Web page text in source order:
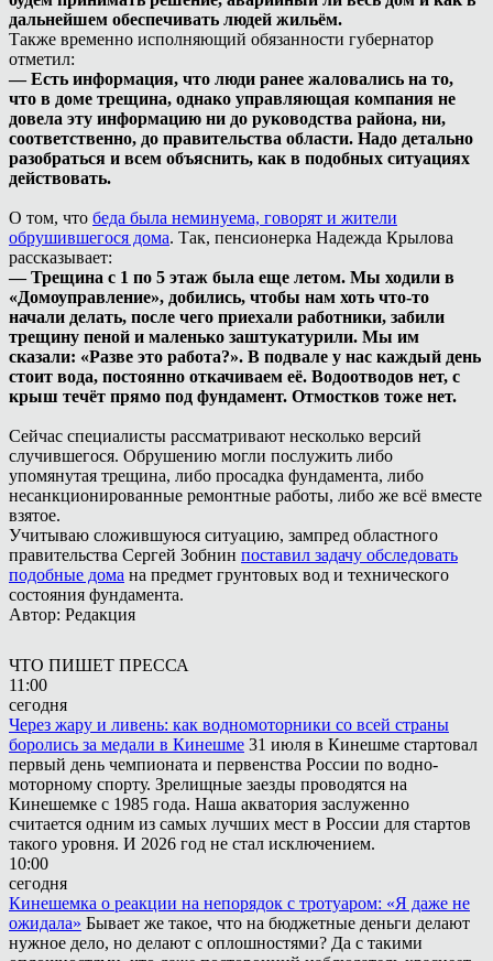
дальнейшем обеспечивать людей жильём.
Также временно исполняющий обязанности губернатор
отметил:
— Есть информация, что люди ранее жаловались на то,
что в доме трещина, однако управляющая компания не
довела эту информацию ни до руководства района, ни,
соответственно, до правительства области. Надо детально
разобраться и всем объяснить, как в подобных ситуациях
действовать.
О том, что беда была неминуема, говорят и жители
обрушившегося дома. Так, пенсионерка Надежда Крылова
рассказывает:
— Трещина с 1 по 5 этаж была еще летом. Мы ходили в
«Домоуправление», добились, чтобы нам хоть что-то
начали делать, после чего приехали работники, забили
трещину пеной и маленько заштукатурили. Мы им
сказали: «Разве это работа?». В подвале у нас каждый день
стоит вода, постоянно откачиваем её. Водоотводов нет, с
крыш течёт прямо под фундамент. Отмостков тоже нет.
Сейчас специалисты рассматривают несколько версий
случившегося. Обрушению могли послужить либо
упомянутая трещина, либо просадка фундамента, либо
несанкционированные ремонтные работы, либо же всё вместе
взятое.
Учитываю сложившуюся ситуацию, зампред областного
правительства Сергей Зобнин поставил задачу обследовать
подобные дома на предмет грунтовых вод и технического
состояния фундамента.
Автор: Редакция
ЧТО ПИШЕТ ПРЕССА
11:00
сегодня
Через жару и ливень: как водномоторники со всей страны
боролись за медали в Кинешме 31 июля в Кинешме стартовал
первый день чемпионата и первенства России по водно-
моторному спорту. Зрелищные заезды проводятся на
Кинешемке с 1985 года. Наша акватория заслуженно
считается одним из самых лучших мест в России для стартов
такого уровня. И 2026 год не стал исключением.
10:00
сегодня
Кинешемка о реакции на непорядок с тротуаром: «Я даже не
ожидала» Бывает же такое, что на бюджетные деньги делают
нужное дело, но делают с оплошностями? Да с такими